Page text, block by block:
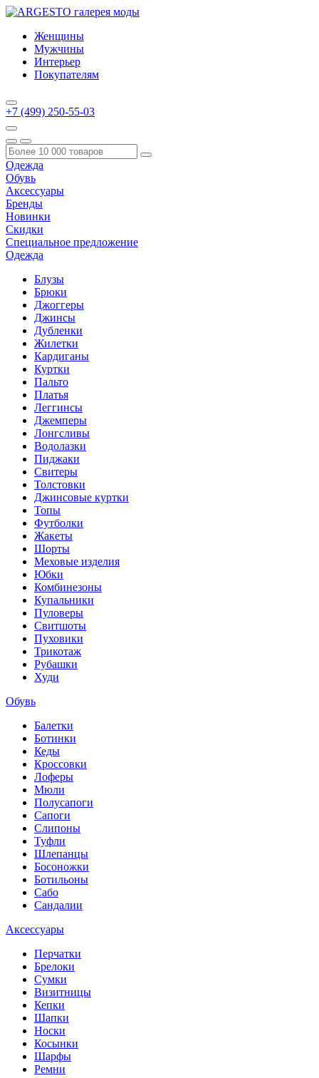
Женщины
Мужчины
Интерьер
Покупателям
+7 (499) 250-55-03
Одежда
Обувь
Аксессуары
Бренды
Новинки
Скидки
Специальное предложение
Одежда
Блузы
Брюки
Джоггеры
Джинсы
Дубленки
Жилетки
Кардиганы
Куртки
Пальто
Платья
Леггинсы
Джемперы
Лонгсливы
Водолазки
Пиджаки
Свитеры
Толстовки
Джинсовые куртки
Топы
Футболки
Жакеты
Шорты
Меховые изделия
Юбки
Комбинезоны
Купальники
Пуловеры
Свитшоты
Пуховики
Трикотаж
Рубашки
Худи
Обувь
Балетки
Ботинки
Кеды
Кроссовки
Лоферы
Мюли
Полусапоги
Сапоги
Слипоны
Туфли
Шлепанцы
Босоножки
Ботильоны
Сабо
Сандалии
Аксессуары
Перчатки
Брелоки
Сумки
Визитницы
Кепки
Шапки
Носки
Косынки
Шарфы
Ремни